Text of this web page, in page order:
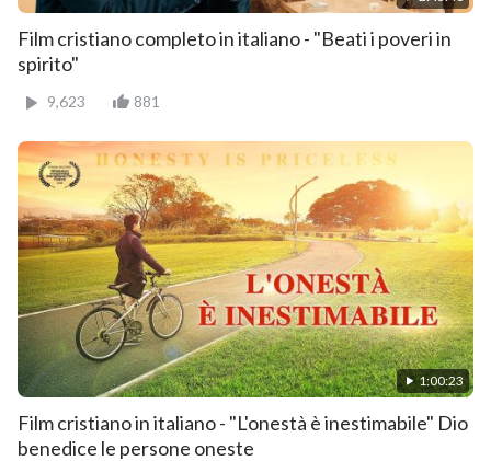
Film cristiano completo in italiano - "Beati i poveri in
spirito"
9,623 881
1:00:23
Film cristiano in italiano - "L'onestà è inestimabile" Dio
benedice le persone oneste